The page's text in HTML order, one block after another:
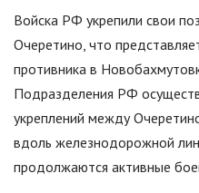
Войска РФ укрепили свои
Очеретино, что
противника в
Подразделения РФ
укреплений между
вдоль железнодорожной
продолжаются активные